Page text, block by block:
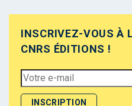
INSCRIVEZ-VOUS À
CNRS ÉDITIONS !